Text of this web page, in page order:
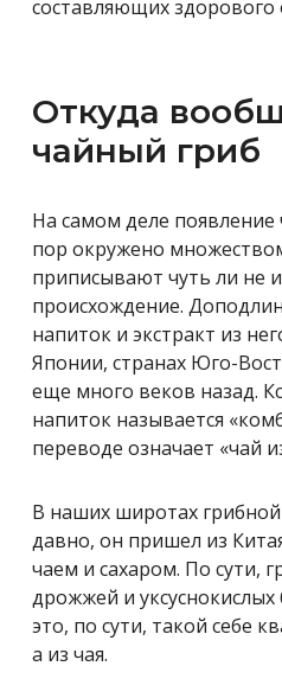
составляющих здорового
Откуда
чайный гриб
На самом деле появление
пор окружено
приписывают чуть ли не
происхождение.
напиток и экстракт из
Японии, странах Юго-
еще много веков назад.
напиток называется
переводе означает «чай
В наших широтах грибной
давно, он пришел из
чаем и сахаром. По сути,
дрожжей и уксуснокислых
это, по сути, такой себе
а из чая.